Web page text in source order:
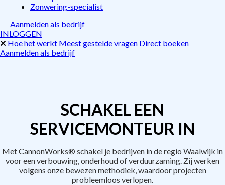
Zonwering-specialist
Aanmelden als bedrijf
INLOGGEN
Hoe het werkt Meest gestelde vragen Direct boeken
Aanmelden als bedrijf
SCHAKEL EEN
SERVICEMONTEUR IN
Met CannonWorks® schakel je bedrijven in de regio Waalwijk in
voor een verbouwing, onderhoud of verduurzaming. Zij werken
volgens onze bewezen methodiek, waardoor projecten
probleemloos verlopen.